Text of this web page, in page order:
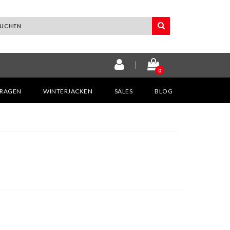
0
WINTERJACKEN SALES BLOG